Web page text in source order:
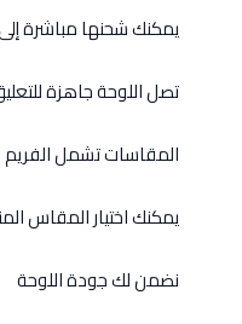
يمكنك شحنها مباشرة
تصل اللوحة جاهزة
المقاسات تشمل الفريم
يمكنك اختيار المقاس
نضمن لك جودة اللوحة